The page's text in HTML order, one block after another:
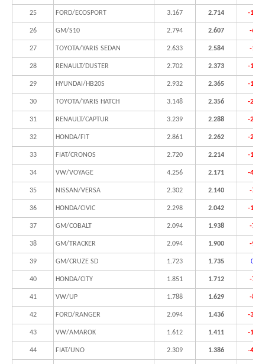
25 FORD/ECOSPORT 3.167 2.714 -
26 GM/S10 2.794 2.607 -
27 TOYOTA/YARIS SEDAN 2.633 2.584 -
28 RENAULT/DUSTER 2.702 2.373 -
29 HYUNDAI/HB20S 2.932 2.365 -
30 TOYOTA/YARIS HATCH 3.148 2.356 -
31 RENAULT/CAPTUR 3.239 2.288 -
32 HONDA/FIT 2.861 2.262 -
33 FIAT/CRONOS 2.720 2.214 -
34 VW/VOYAGE 4.256 2.171 -
35 NISSAN/VERSA 2.302 2.140 -
36 HONDA/CIVIC 2.298 2.042 -
37 GM/COBALT 2.094 1.938 -
38 GM/TRACKER 2.094 1.900 -
39 GM/CRUZE SD 1.723 1.735 0,7%
40 HONDA/CITY 1.851 1.712 -
41 VW/UP 1.788 1.629 -
42 FORD/RANGER 2.094 1.436 -
43 VW/AMAROK 1.612 1.411 -
44 FIAT/UNO 2.309 1.386 -